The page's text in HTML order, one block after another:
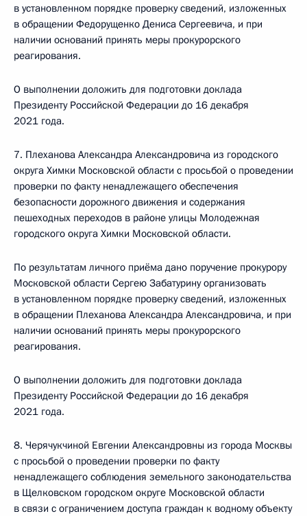
в установленном порядке проверку сведений, изложенных
в обращении Федорущенко Дениса Сергеевича, и при
наличии оснований принять меры прокурорского
реагирования.
О выполнении доложить для подготовки доклада
Президенту Российской Федерации до 16 декабря
2021 года.
7. Плеханова Александра Александровича из городского
округа Химки Московской области с просьбой о проведении
проверки по факту ненадлежащего обеспечения
безопасности дорожного движения и содержания
пешеходных переходов в районе улицы Молодежная
городского округа Химки Московской области.
По результатам личного приёма дано поручение прокурору
Московской области Сергею Забатурину организовать
в установленном порядке проверку сведений, изложенных
в обращении Плеханова Александра Александровича, и при
наличии оснований принять меры прокурорского
реагирования.
О выполнении доложить для подготовки доклада
Президенту Российской Федерации до 16 декабря
2021 года.
8. Черячукчиной Евгении Александровны из города Москвы
с просьбой о проведении проверки по факту
ненадлежащего соблюдения земельного законодательства
в Щелковском городском округе Московской области
в связи с ограничением доступа граждан к водному объекту